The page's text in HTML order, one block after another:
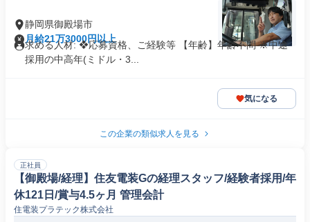
静岡県御殿場市
月給21万3000円以上
求める人材: ❖応募資格、ご経験等 【年齢】年齢不問 ※中途
採用の中高年(ミドル・3...
気になる
この企業の類似求人を見る
正社員
【御殿場/経理】住友電装Gの経理スタッフ/経験者採用/年
休121日/賞与4.5ヶ月 管理会計
住電装プラテック株式会社